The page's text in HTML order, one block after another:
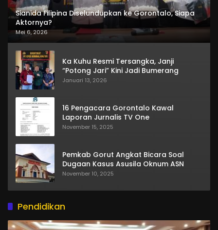
Sianida Filipina Diselundupkan ke Gorontalo, Siapa
Aktornya?
Mei 6, 2026
Ka Kuhu Resmi Tersangka, Janji
“Potong Jari” Kini Jadi Bumerang
Januari 13, 2026
16 Pengacara Gorontalo Kawal
Laporan Jurnalis TV One
November 15, 2025
Pemkab Gorut Angkat Bicara Soal
Dugaan Kasus Asusila Oknum ASN
November 10, 2025
Pendidikan